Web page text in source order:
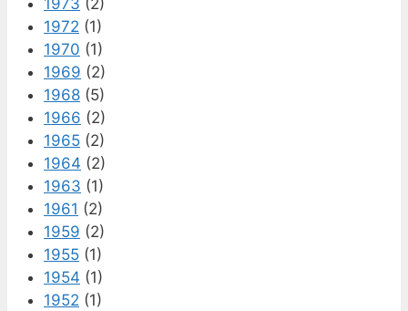
1973 (2)
1972 (1)
1970 (1)
1969 (2)
1968 (5)
1966 (2)
1965 (2)
1964 (2)
1963 (1)
1961 (2)
1959 (2)
1955 (1)
1954 (1)
1952 (1)